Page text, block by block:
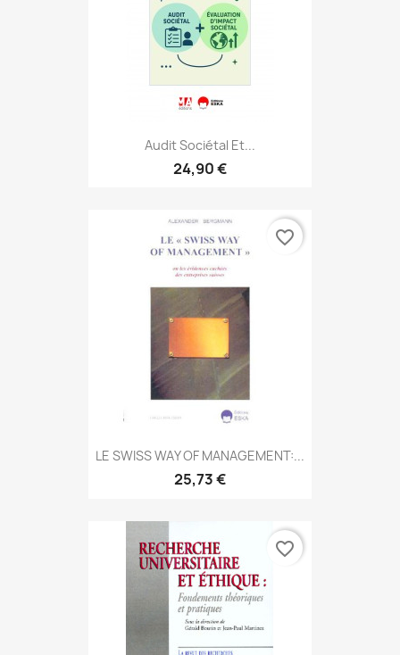
Audit Sociétal Et...
24,90 €
LE SWISS WAY OF MANAGEMENT:...
25,73 €
favorite_border
favorite_border